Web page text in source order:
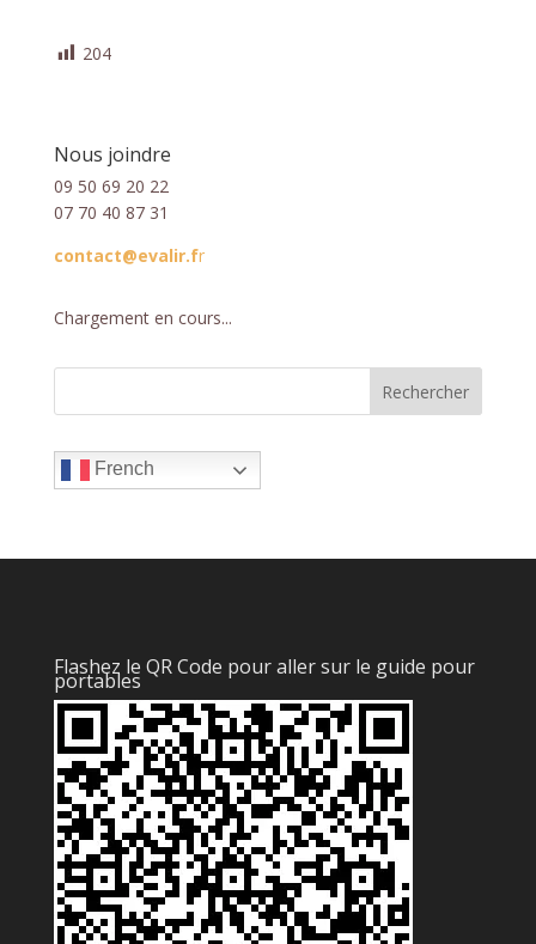
204
Nous joindre
09 50 69 20 22
07 70 40 87 31
contact@evalir.fr
Chargement en cours...
French
Flashez le QR Code pour aller sur le guide pour
portables